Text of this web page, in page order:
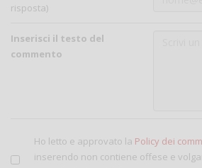
risposta)
Inserisci il testo del
commento
Ho letto e approvato la Policy dei
inserendo non contiene offese e